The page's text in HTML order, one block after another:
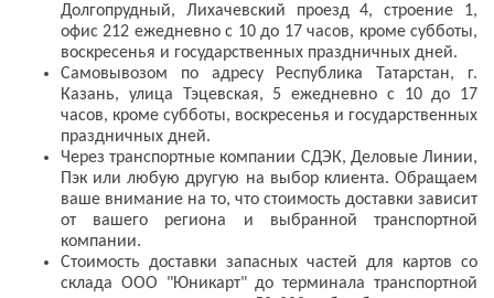
Долгопрудный, Лихачевский проезд 4, строение 1,
офис 212 ежедневно с 10 до 17 часов, кроме субботы,
воскресенья и государственных праздничных дней.
Самовывозом по адресу Республика Татарстан, г.
Казань, улица Тэцевская, 5 ежедневно с 10 до 17
часов, кроме субботы, воскресенья и государственных
праздничных дней.
Через транспортные компании СДЭК, Деловые Линии,
Пэк или любую другую на выбор клиента. Обращаем
ваше внимание на то, что стоимость доставки зависит
от вашего региона и выбранной транспортной
компании.
Стоимость доставки запасных частей для картов со
склада ООО "Юникарт" до терминала транспортной